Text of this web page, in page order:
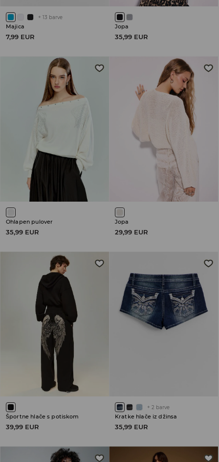
+ 13 barve
Majica
7,99 EUR
Jopa
35,99 EUR
Ohlapen pulover
35,99 EUR
Jopa
29,99 EUR
Športne hlače s potiskom
39,99 EUR
+ 2 barve
Kratke hlače iz džinsa
35,99 EUR